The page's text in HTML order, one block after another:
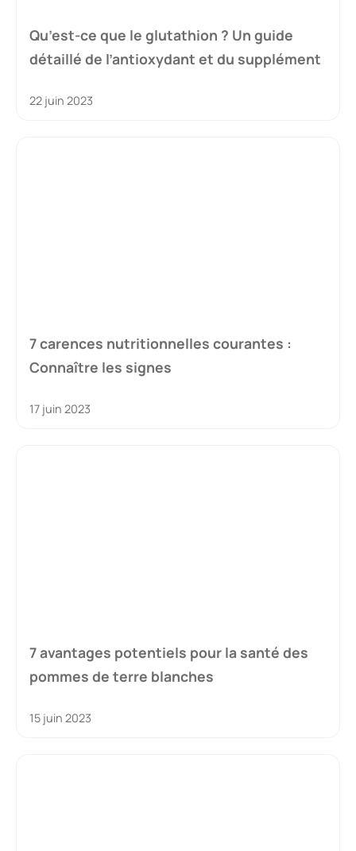
Qu’est-ce que le glutathion ? Un guide
détaillé de l’antioxydant et du supplément
22 juin 2023
7 carences nutritionnelles courantes :
Connaître les signes
17 juin 2023
7 avantages potentiels pour la santé des
pommes de terre blanches
15 juin 2023